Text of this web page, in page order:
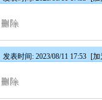
发表时间: 2023/08/11 17:53 [加